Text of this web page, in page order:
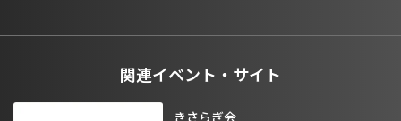
関連イベント・サイト
きさらぎ会